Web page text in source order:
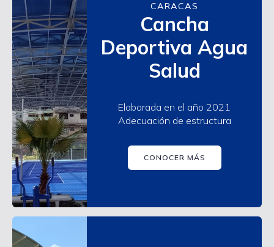
CARACAS
Cancha
Deportiva Agua
Salud
Elaborada en el año 2021
Adecuación de estructura
CONOCER MÁS